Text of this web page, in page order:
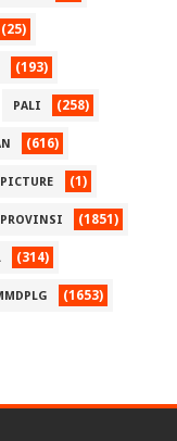
(25)
(193)
PALI (258)
(616)
PICTURE (1)
PROVINSI (1851)
(314)
(1653)